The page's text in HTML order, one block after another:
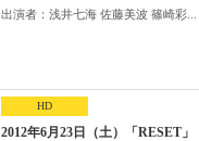
出演者：浅井七海 佐藤美波 篠崎彩...
HD
2012年6月23日（土）「RESET